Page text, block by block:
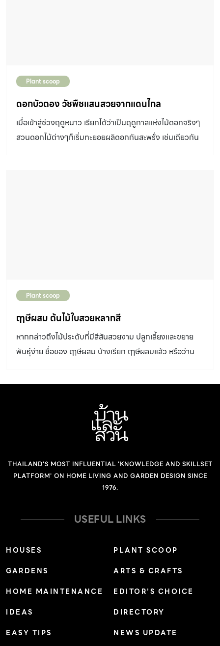
Plant scoop
ดอกบัวตอง วัชพืชแสนสวยจากแดนไกล
เมื่อเข้าสู่ช่วงฤดูหนาว เรียกได้ว่าเป็นฤดูกาลแห่งไม้ดอกจริงๆ
สวนดอกไม้ต่างๆก็เริ่มทะยอยผลิดอกกันสะพรั่ง เช่นเดียวกัน
Plant scoop
ฤๅษีผสม ต้นไม้ใบสวยหลากสี
หากกล่าวถึงไม้ประดับที่มีสีสันสวยงาม ปลูกเลี้ยงและขยาย
พันธุ์ง่าย ชื่อของ ฤๅษีผสม บ้างเรียก ฤๅษีผสมแล้ว หรือว่าน
ทำความรู้จักพรรณไม้ชนิดนี้กัน ฤๅษีผสม เป็นไม้ประดับใน
กับการนำมาใช้ประดับสวนได้ทุกสไตล์ ถ้าปลูกเลี้ยงในที่อากาศ
เย็นสีจะสวยมาก ทั้งยังปลูกในกระถางขนาดกะทัดรัดใช้
ตกแต่งบ้านได้ดี ในอดีตอยู่ในสกุล Coleus ต่อมามีการศึกษา
ว่า Plectranthus scutellarioides ชื่อสามัญคือ Coleus
และ Painted Nettle ฤๅษีผสมเป็นไม้ล้มลุก ต้นเป็นพุ่มสูง
ใบเดี่ยวเรียงตรงข้ามสลับตั้งฉาก มีรูปใบหลายแบบ ทั้งรูปไข่
ตามพันธุ์ เช่น เขียว แดง ลายด่าง ช่อดอกเป็นช่อแยกแขนง
ออกที่ปลายยอด ชูตั้งขึ้น ประกอบด้วยดอกย่อยเล็ก ๆ […]
THAILAND'S MOST INFLUENTIAL 'KNOWLEDGE AND SKILLSET
PLATFORM' ON HOME LIVING AND GARDEN DESIGN SINCE
1976.
USEFUL LINKS
HOUSES
GARDENS
HOME MAINTENANCE
IDEAS
EASY TIPS
PLANT SCOOP
ARTS & CRAFTS
EDITOR’S CHOICE
DIRECTORY
NEWS UPDATE